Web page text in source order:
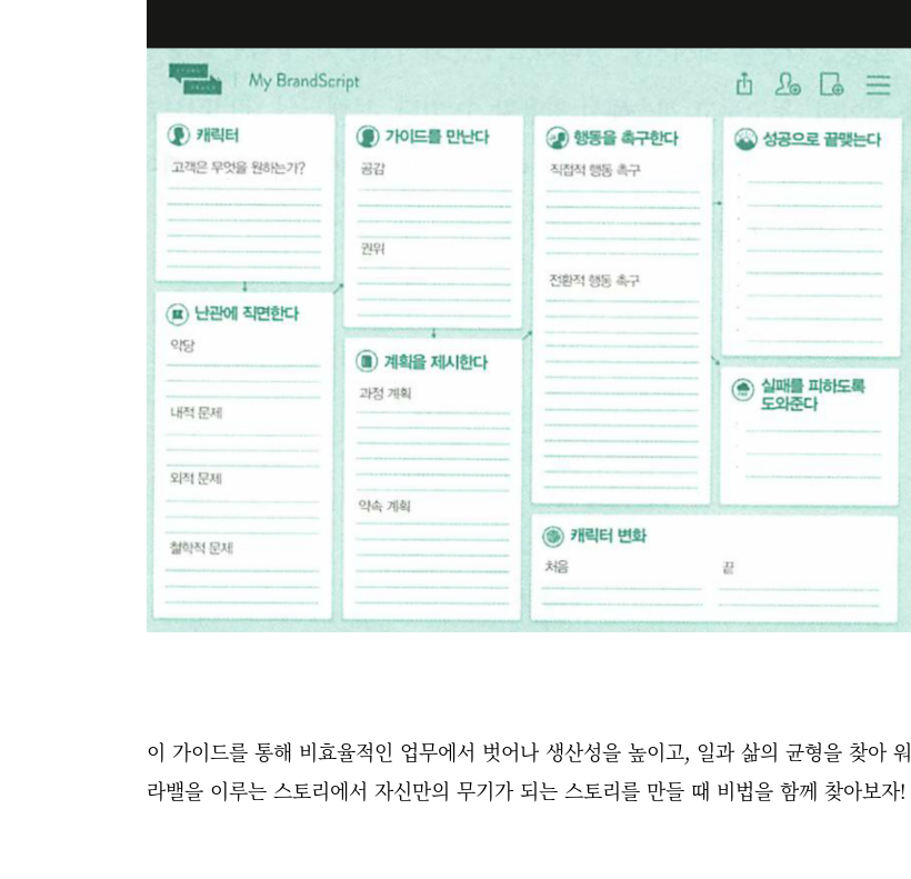
이 가이드를 통해 비효율적인 업무에서 벗어나 생산성을 높이고, 일과 삶의 균형을 찾아 워
라밸을 이루는 스토리에서 자신만의 무기가 되는 스토리를 만들 때 비법을 함께 찾아보자!